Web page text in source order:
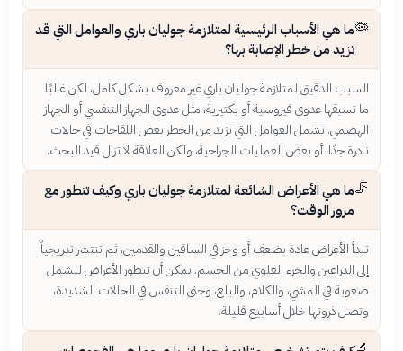
🦠ما هي الأسباب الرئيسية لمتلازمة جوليان باري والعوامل التي قد
تزيد من خطر الإصابة بها؟
السبب الدقيق لمتلازمة جوليان باري غير معروف بشكل كامل، لكن غالبًا
ما تسبقها عدوى فيروسية أو بكتيرية، مثل عدوى الجهاز التنفسي أو الجهاز
الهضمي. تشمل العوامل التي تزيد من الخطر بعض اللقاحات في حالات
نادرة جدًا، أو بعض العمليات الجراحية، ولكن العلاقة لا تزال قيد البحث.
🦵ما هي الأعراض الشائعة لمتلازمة جوليان باري وكيف تتطور مع
مرور الوقت؟
تبدأ الأعراض عادة بضعف أو وخز في الساقين والقدمين، ثم تنتشر تدريجياً
إلى الذراعين والجزء العلوي من الجسم. يمكن أن تتطور الأعراض لتشمل
صعوبة في المشي، والكلام، والبلع، وحتى التنفس في الحالات الشديدة،
وتصل ذروتها خلال أسابيع قليلة.